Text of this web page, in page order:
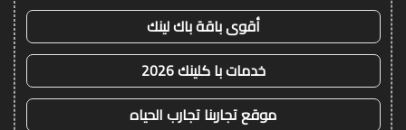
أقوى باقة باك لينك
خدمات با كلينك 2026
موقع تجاربنا تجارب الحياه